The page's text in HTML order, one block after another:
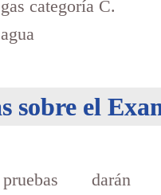
categoría C.
sobre el
darán